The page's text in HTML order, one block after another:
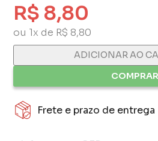
R$ 8,80
ou 1x de R$ 8,80
ADICIONAR AO
COMPRAR
Frete e prazo de entrega